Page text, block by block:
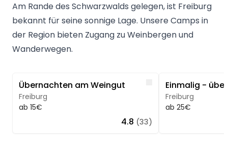
Am Rande des Schwarzwalds gelegen, ist Freiburg
bekannt für seine sonnige Lage. Unsere Camps in
der Region bieten Zugang zu Weinbergen und
Wanderwegen.
Image 1 of 3
Übernachten am Weingut
Freiburg
ab 15€
Like
4.8 (33)
Freiburg
ab 25€